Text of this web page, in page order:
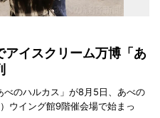
アイスクリーム万博「あ
のハルカス」が8月5日、あべの
ウイング館9階催会場で始まっ